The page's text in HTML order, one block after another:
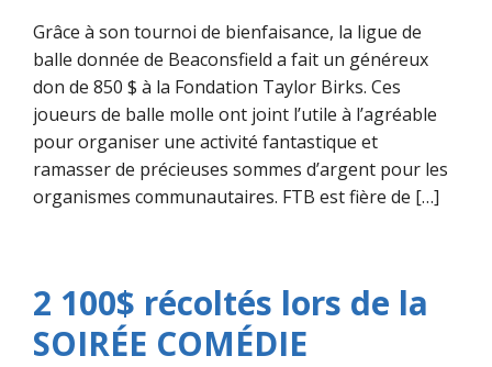
Grâce à son tournoi de bienfaisance, la ligue de
balle donnée de Beaconsfield a fait un généreux
don de 850 $ à la Fondation Taylor Birks. Ces
joueurs de balle molle ont joint l’utile à l’agréable
pour organiser une activité fantastique et
ramasser de précieuses sommes d’argent pour les
organismes communautaires. FTB est fière de […]
2 100$ récoltés lors de la
SOIRÉE COMÉDIE